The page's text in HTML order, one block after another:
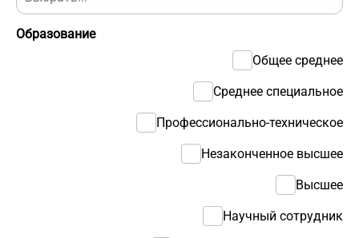
Образование
Общее среднее
Среднее специальное
Профессионально-техническое
Незаконченное высшее
Высшее
Научный сотрудник